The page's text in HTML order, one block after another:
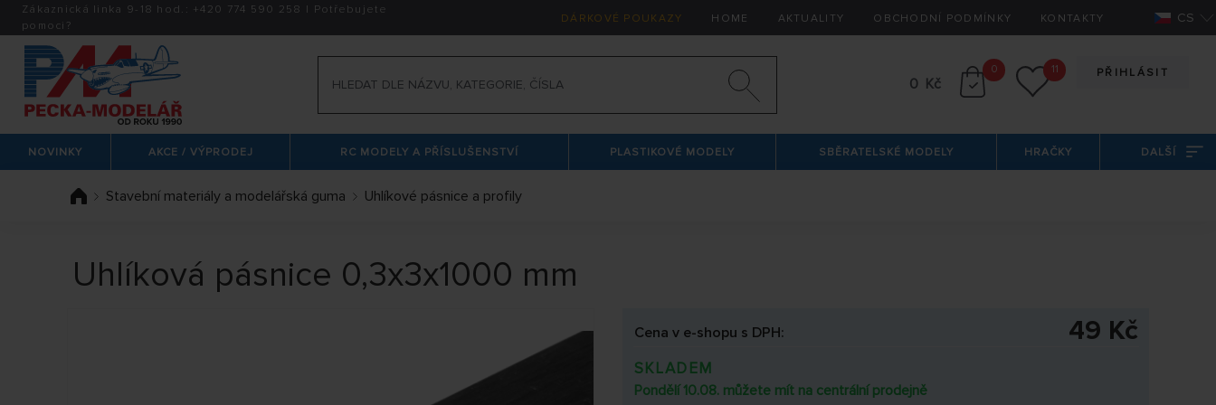
Zákaznická linka 9-18 hod.: +420 774 590 258 | Potřebujete
pomoci?
DÁRKOVÉ POUKAZY HOME AKTUALITY OBCHODNÍ PODMÍNKY KONTAKTY CS
PŘIHLÁSIT
0 Kč
0 11
NOVINKY AKCE / VÝPRODEJ RC MODELY A PŘÍSLUŠENSTVÍ PLASTIKOVÉ MODELY SBĚRATELSKÉ MODELY HRAČKY DALŠÍ
Stavební materiály a modelářská guma Uhlíkové pásnice a profily
Uhlíková pásnice 0,3x3x1000 mm
Cena v e-shopu s DPH: 49 Kč
SKLADEM
Pondělí 10.08. můžete mít na centrální prodejně